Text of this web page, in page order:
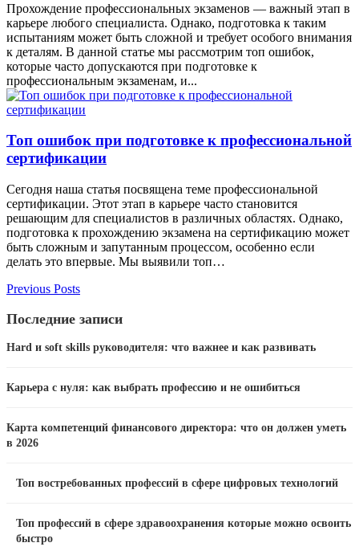
Прохождение профессиональных экзаменов — важный этап в
карьере любого специалиста. Однако, подготовка к таким
испытаниям может быть сложной и требует особого внимания
к деталям. В данной статье мы рассмотрим топ ошибок,
которые часто допускаются при подготовке к
профессиональным экзаменам, и...
Топ ошибок при подготовке к профессиональной
сертификации
Сегодня наша статья посвящена теме профессиональной
сертификации. Этот этап в карьере часто становится
решающим для специалистов в различных областях. Однако,
подготовка к прохождению экзамена на сертификацию может
быть сложным и запутанным процессом, особенно если
делать это впервые. Мы выявили топ…
Previous Posts
Последние записи
Hard и soft skills руководителя: что важнее и как развивать
Карьера с нуля: как выбрать профессию и не ошибиться
Карта компетенций финансового директора: что он должен уметь
в 2026
Топ востребованных профессий в сфере цифровых технологий
Топ профессий в сфере здравоохранения которые можно освоить
быстро